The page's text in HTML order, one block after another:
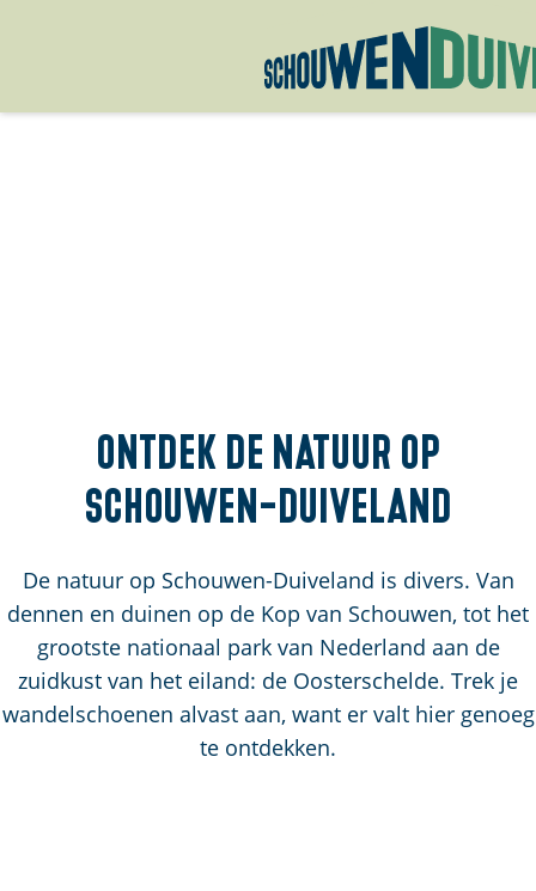
G
m
p
g
e
Ontdek de natuur op
Schouwen-Duiveland
De natuur op Schouwen-Duiveland is divers. Van
dennen en duinen op de Kop van Schouwen, tot het
grootste nationaal park van Nederland aan de
zuidkust van het eiland: de Oosterschelde. Trek je
wandelschoenen alvast aan, want er valt hier genoeg
te ontdekken.